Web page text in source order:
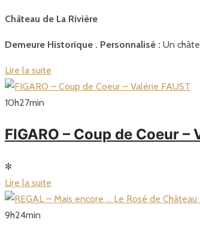
Château de La Rivière
Demeure Historique . Personnalisé : Un
Lire la suite
10h27min
FIGARO – Coup de Coeur –
✻
Lire la suite
9h24min